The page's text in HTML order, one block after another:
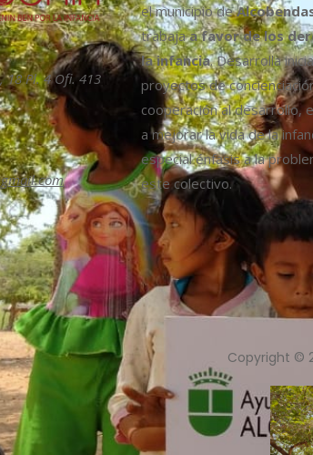
18 Pl. 4 Ofi. 413
el municipio de
trabajaa favor de los
la infancia. Desarrolla
proyectos de
cooperación al desarrollo,
a mejorar la vida de la
especial énfasis a la
este colectivo.
Copyright ©